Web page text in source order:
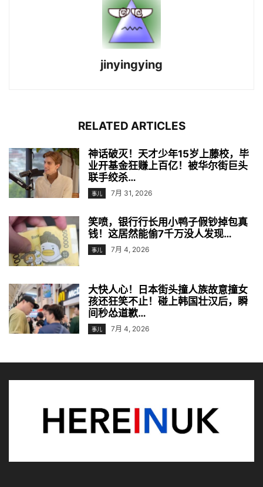
jinyingying
RELATED ARTICLES
神话破灭！天才少年15岁上藤校，毕
业开基金狂赚上百亿！被华尔街巨头
联手绞杀…
事儿 7月 31, 2026
笑喷，银行行长用小鸭子假钞掉包真
钱！这居然能偷7千万没人发现…
事儿 7月 4, 2026
大快人心！日本街头撞人族故意撞女
孩还狂笑不止！碰上韩国壮汉后，瞬
间秒怂道歉…
事儿 7月 4, 2026